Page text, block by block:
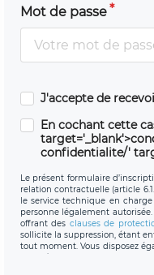
Mot de passe
J'accepte de
En cochant cette
confidentialite/'
Le présent formulaire
relation contractuelle (article
le service technique en
personne légalement
offrant des clauses de
sollicite la suppression, étant
tout moment. Vous disposez
caractère personnel, ainsi que
protection des données de